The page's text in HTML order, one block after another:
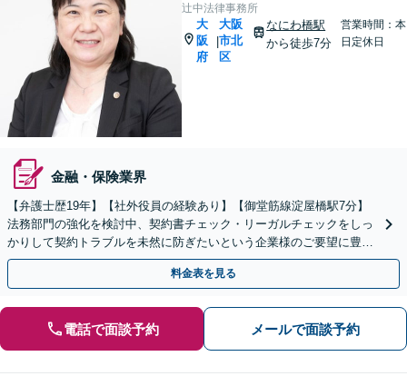
辻中法律事務所
大
阪
府
|
大阪
市北
区
なにわ橋駅
から徒歩7分
営業時間：本
日定休日
金融・保険業界
【弁護士歴19年】【社外役員の経験あり】【御堂筋線淀屋橋駅7分】
法務部門の強化を検討中、契約書チェック・リーガルチェックをしっ
かりして契約トラブルを未然に防ぎたいという企業様のご要望に豊富
な経験と実績でご対応いたします
料金表を見る
電話で面談予約 メールで面談予約